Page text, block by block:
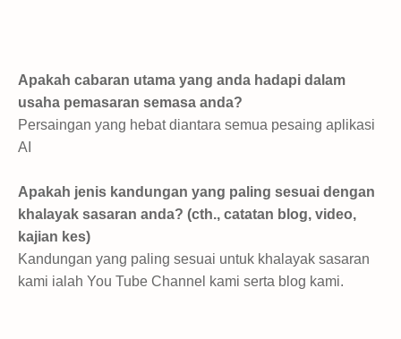
Apakah cabaran utama yang anda hadapi dalam
usaha pemasaran semasa anda?
Persaingan yang hebat diantara semua pesaing aplikasi
AI
Apakah jenis kandungan yang paling sesuai dengan
khalayak sasaran anda? (cth., catatan blog, video,
kajian kes)
Kandungan yang paling sesuai untuk khalayak sasaran
kami ialah You Tube Channel kami serta blog kami.